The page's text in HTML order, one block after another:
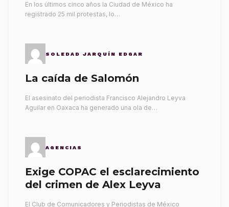
En los últimos cinco años la Ciudad de México ha
registrado 25 mil protestas, lo…
SOLEDAD JARQUÍN EDGAR
La caída de Salomón
El asesinato del periodista Francisco Alejandro Leyva
Aguilar en Oaxaca ha generado una ola de…
AGENCIAS
Exige COPAC el esclarecimiento
del crimen de Alex Leyva
El Club de Comunicadores y Periodistas de México